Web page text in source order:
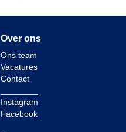
Over ons
Ons team
Vacatures
Contact
Instagram
Facebook